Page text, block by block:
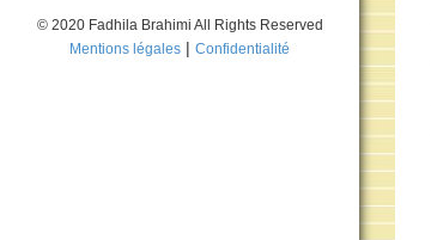
© 2020 Fadhila Brahimi All Rights Reserved
Mentions légales | Confidentialité